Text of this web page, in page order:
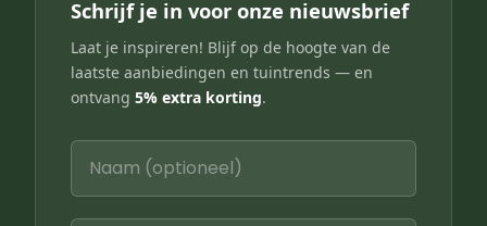
Schrijf je in voor onze nieuwsbrief
Laat je inspireren! Blijf op de hoogte van de
laatste aanbiedingen en tuintrends — en
ontvang 5% extra korting.